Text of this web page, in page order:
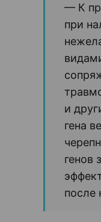
— К
при
и
гена
генов
после